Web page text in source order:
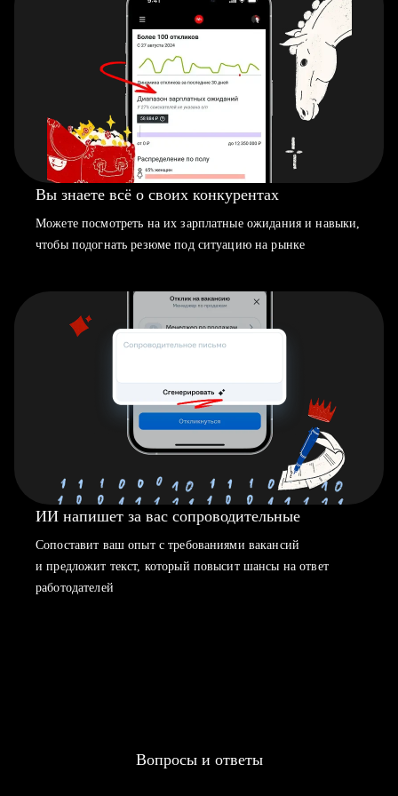
Вы знаете всё о своих конкурентах
Можете посмотреть на их зарплатные ожидания и навыки,
чтобы подогнать резюме под ситуацию на рынке
ИИ напишет за вас сопроводительные
Сопоставит ваш опыт с требованиями вакансий
и предложит текст, который повысит шансы на ответ
работодателей
Вопросы и ответы